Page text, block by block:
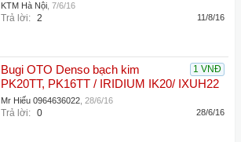
KTM Hà Nội 7/6/16
Trả lời: 2 11/8/16
1 VNĐ
Bugi OTO Denso bạch kim
PK20TT, PK16TT / IRIDIUM IK20/ IXUH22
Mr Hiếu 0964636022 28/6/16
Trả lời: 0 28/6/16